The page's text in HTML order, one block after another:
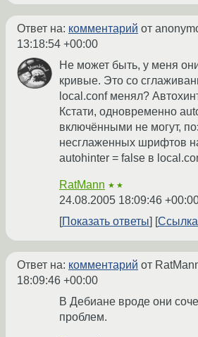
Ответ на: комментарий от
13:18:54 +00:00
Не может быть, у меня
кривые. Это со
local.conf менял?
Кстати, одновременно
включёнными не могут,
несглаженных шрифтов
autohinter = false в
RatMann ★★
24.08.2005 18:09:46
Показать ответы
Ссылка
Ответ на: комментарий от
18:09:46 +00:00
В Дебиане вроде они
проблем.